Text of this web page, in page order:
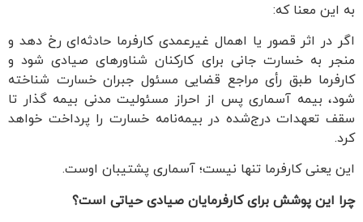
به این معنا که:
اگر در اثر قصور یا اهمال غیرعمدی کارفرما حادثه‌ای رخ دهد و
منجر به خسارت جانی برای کارکنان شناورهای صیادی شود و
کارفرما طبق رأی مراجع قضایی مسئول جبران خسارت شناخته
شود، بیمه آسماری پس از احراز مسئولیت مدنی بیمه گذار تا
سقف تعهدات درج‌شده در بیمه‌نامه خسارت را پرداخت خواهد
کرد.
این یعنی کارفرما تنها نیست؛ آسماری پشتیبان اوست.
چرا این پوشش برای کارفرمایان صیادی حیاتی است؟